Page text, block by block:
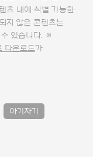
츠 내에 식별 가능한
지 않은 콘텐츠는
수 있습니다. ※
다운로드가
아기자기